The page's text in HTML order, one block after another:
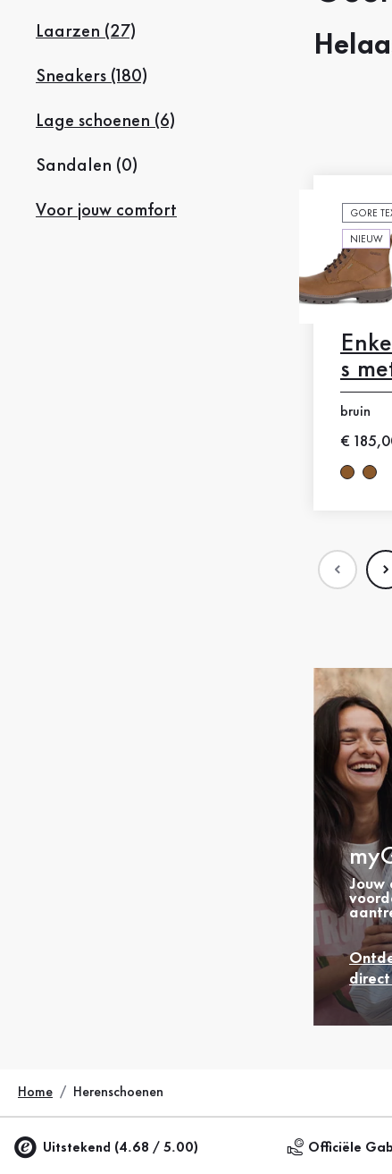
Laarzen (27)
Sneakers (180)
Lage schoenen (6)
Sandalen (0)
Voor jouw comfort GORE
NIEUW
s
bruin
Nieuwe
€
Jouw
Home Herenschoenen
Uitstekend (4.68 / 5.00) Officiële